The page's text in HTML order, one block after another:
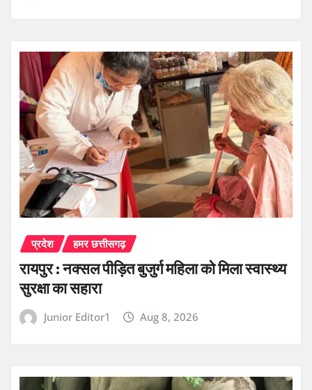
प्रदेश हमर छत्तीसगढ़
रायपुर : नक्सल पीड़ित बुजुर्ग महिला को मिला स्वास्थ्य
सुरक्षा का सहारा
Junior Editor1 Aug 8, 2026